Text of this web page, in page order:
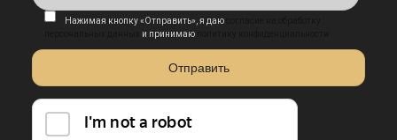
Нажимая кнопку «Отправить», я даю
и принимаю